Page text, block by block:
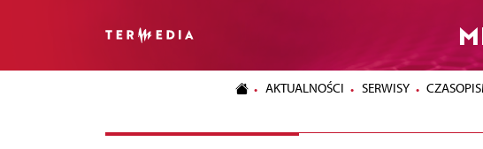
AKTUALNOŚCI SERWISY